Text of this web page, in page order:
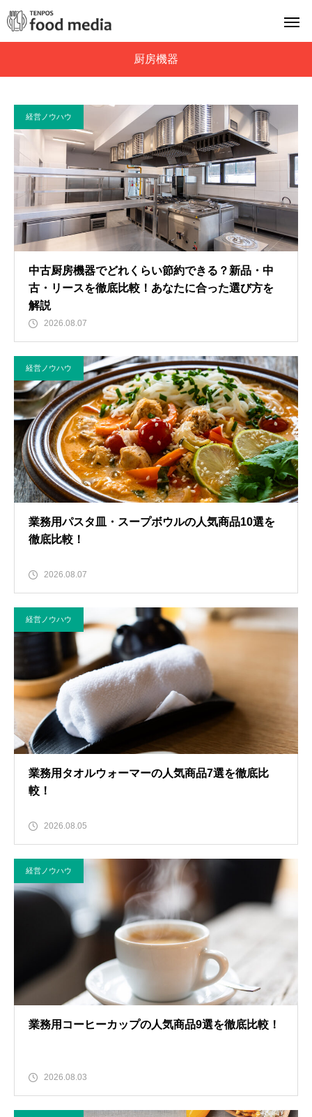
厨房機器
経営ノウハウ
中古厨房機器でどれくらい節約できる？新品・中
古・リースを徹底比較！あなたに合った選び方を
解説
2026.08.07
経営ノウハウ
業務用パスタ皿・スープボウルの人気商品10選を
徹底比較！
2026.08.07
経営ノウハウ
業務用タオルウォーマーの人気商品7選を徹底比
較！
2026.08.05
経営ノウハウ
業務用コーヒーカップの人気商品9選を徹底比較！
2026.08.03